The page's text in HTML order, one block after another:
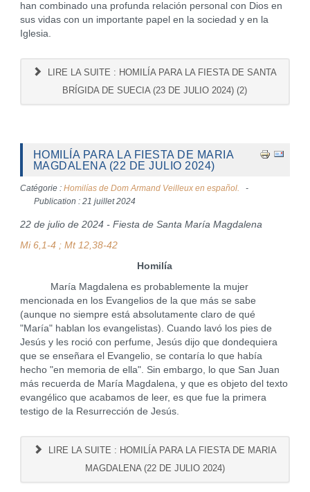
han combinado una profunda relación personal con Dios en
sus vidas con un importante papel en la sociedad y en la
Iglesia.
LIRE LA SUITE : HOMILÍA PARA LA FIESTA DE SANTA
BRÍGIDA DE SUECIA (23 DE JULIO 2024) (2)
HOMILÍA PARA LA FIESTA DE MARIA
MAGDALENA (22 DE JULIO 2024)
Catégorie : Homilías de Dom Armand Veilleux en español.
Publication : 21 juillet 2024
22 de julio de 2024 - Fiesta de Santa María Magdalena
Mi 6,1-4 ; Mt 12,38-42
Homilía
María Magdalena es probablemente la mujer
mencionada en los Evangelios de la que más se sabe
(aunque no siempre está absolutamente claro de qué
"María" hablan los evangelistas). Cuando lavó los pies de
Jesús y les roció con perfume, Jesús dijo que dondequiera
que se enseñara el Evangelio, se contaría lo que había
hecho "en memoria de ella". Sin embargo, lo que San Juan
más recuerda de María Magdalena, y que es objeto del texto
evangélico que acabamos de leer, es que fue la primera
testigo de la Resurrección de Jesús.
LIRE LA SUITE : HOMILÍA PARA LA FIESTA DE MARIA
MAGDALENA (22 DE JULIO 2024)